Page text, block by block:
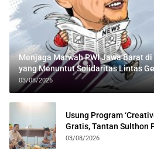
Menjaga Marwah PWI Jawa Barat
yang Menuntut Solidaritas Lintas
03/08/2026
Usung Program
Gratis, Tantan Sulthon
Kota Bogor
03/08/2026